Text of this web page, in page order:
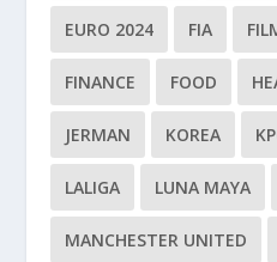
EURO 2024 FIA
FINANCE FOOD
JERMAN KOREA
LALIGA LUNA MAYA
MANCHESTER UNITED